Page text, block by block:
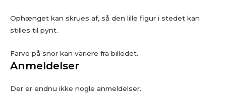
Ophænget kan skrues af, så den lille figur i stedet kan
stilles til pynt.
Farve på snor kan variere fra billedet.
Anmeldelser
Der er endnu ikke nogle anmeldelser.